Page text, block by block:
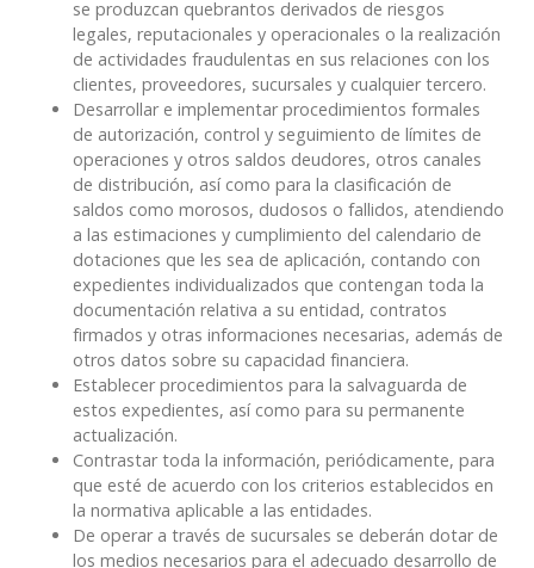
se produzcan quebrantos derivados de riesgos
legales, reputacionales y operacionales o la realización
de actividades fraudulentas en sus relaciones con los
clientes, proveedores, sucursales y cualquier tercero.
Desarrollar e implementar procedimientos formales
de autorización, control y seguimiento de límites de
operaciones y otros saldos deudores, otros canales
de distribución, así como para la clasificación de
saldos como morosos, dudosos o fallidos, atendiendo
a las estimaciones y cumplimiento del calendario de
dotaciones que les sea de aplicación, contando con
expedientes individualizados que contengan toda la
documentación relativa a su entidad, contratos
firmados y otras informaciones necesarias, además de
otros datos sobre su capacidad financiera.
Establecer procedimientos para la salvaguarda de
estos expedientes, así como para su permanente
actualización.
Contrastar toda la información, periódicamente, para
que esté de acuerdo con los criterios establecidos en
la normativa aplicable a las entidades.
De operar a través de sucursales se deberán dotar de
los medios necesarios para el adecuado desarrollo de